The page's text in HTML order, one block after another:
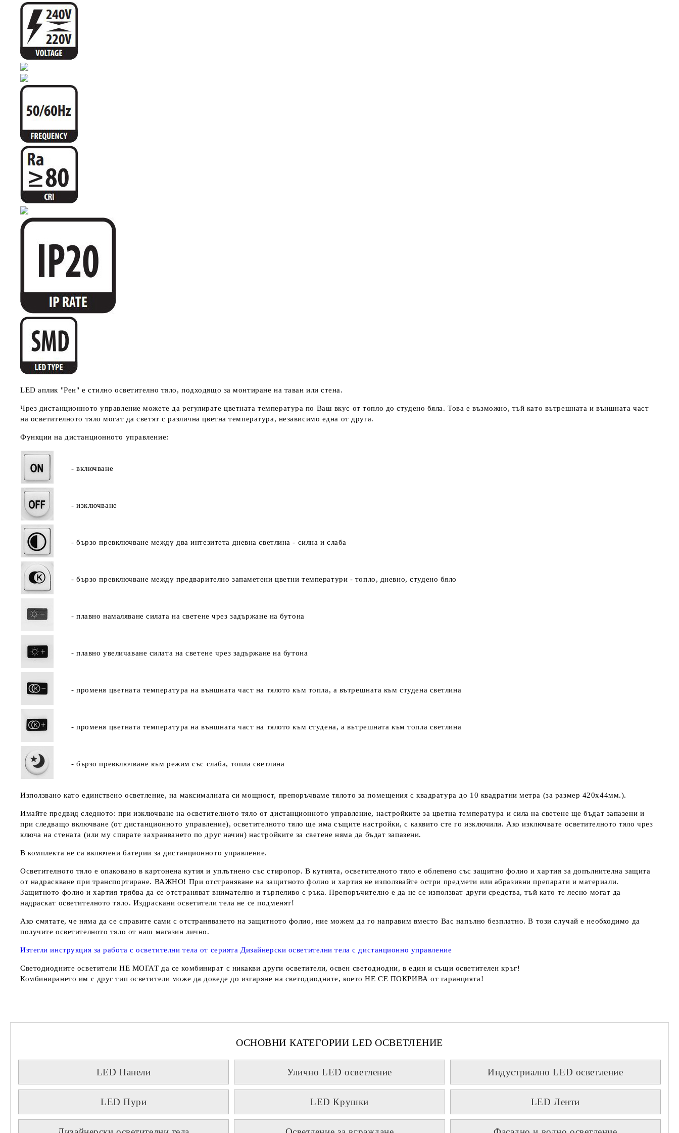
LED аплик "Рен" е стилно осветително тяло, подходящо за монтиране на таван или стена.
Чрез дистанционното управление можете да регулирате цветната температура по Ваш вкус от топло до студено бяла. Това е възможно, тъй като вътрешната и външната част
на осветителното тяло могат да светят с различна цветна температура, независимо една от друга.
Функции на дистанционното управление:
- включване
- изключване
- бързо превключване между два интезитета дневна светлина - силна и слаба
- бързо превключване между предварително запаметени цветни температури - топло, дневно, студено бяло
- плавно намаляване силата на светене чрез задържане на бутона
- плавно увеличаване силата на светене чрез задържане на бутона
- променя цветната температура на външната част на тялото към топла, а вътрешната към студена светлина
- променя цветната температура на външната част на тялото към студена, а вътрешната към топла светлина
- бързо превключване към режим със слаба, топла светлина
Използвано като единствено осветление, на максималната си мощност, препоръчваме тялото за помещения с квадратура до 10 квадратни метра (за размер 420х44мм.).
Имайте предвид следното: при изключване на осветителното тяло от дистанционното управление, настройките за цветна температура и сила на светене ще бъдат запазени и
при следващо включване (от дистанционното управление), осветителното тяло ще има същите настройки, с каквито сте го изключили. Ако изключвате осветителното тяло чрез
ключа на стената (или му спирате захранването по друг начин) настройките за светене няма да бъдат запазени.
В комплекта не са включени батерии за дистанционното управление.
Осветителното тяло е опаковано в картонена кутия и уплътнено със стиропор. В кутията, осветителното тяло е облепено със защитно фолио и хартия за допълнителна защита
от надраскване при транспортиране. ВАЖНО! При отстраняване на защитното фолио и хартия не използвайте остри предмети или абразивни препарати и материали.
Защитното фолио и хартия трябва да се отстраняват внимателно и търпеливо с ръка. Препоръчително е да не се използват други средства, тъй като те лесно могат да
надраскат осветителното тяло. Издраскани осветители тела не се подменят!
Ако смятате, че няма да се справите сами с отстраняването на защитното фолио, ние можем да го направим вместо Вас напълно безплатно. В този случай е необходимо да
получите осветителното тяло от наш магазин лично.
Изтегли инструкция за работа с осветителни тела от серията Дизайнерски осветителни тела с дистанционно управление
Светодиодните осветители НЕ МОГАТ да се комбинират с никакви други осветители, освен светодиодни, в един и същи осветителен кръг!
Комбинирането им с друг тип осветители може да доведе до изгаряне на светодиодните, коетоНЕ СЕ ПОКРИВА от гаранцията!
ОСНОВНИ КАТЕГОРИИ LED ОСВЕТЛЕНИЕ
LED Панели Улично LED осветление Индустриално LED осветление
LED Пури LED Крушки LED Ленти